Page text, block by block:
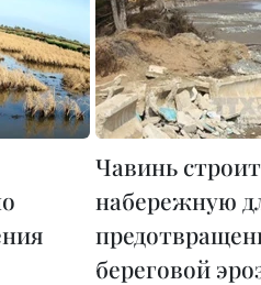
Чавинь строит
набережную
береговой